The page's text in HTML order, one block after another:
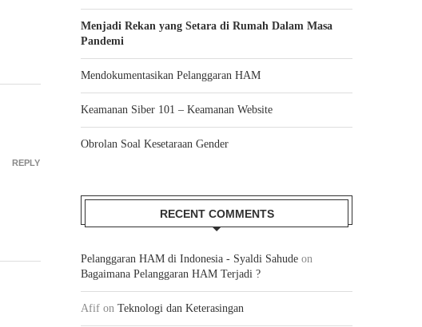
28/04/2012
MENGENANG IBU...
REPLY
Menjadi Rekan yang Setara di Rumah Dalam Masa
Pandemi
Mendokumentasikan Pelanggaran HAM
Keamanan Siber 101 – Keamanan Website
Obrolan Soal Kesetaraan Gender
RECENT COMMENTS
Pelanggaran HAM di Indonesia - Syaldi Sahude on
Bagaimana Pelanggaran HAM Terjadi ?
Afif on Teknologi dan Keterasingan